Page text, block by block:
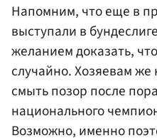
Напомним, что еще в
выступали в
желанием доказать,
случайно. Хозяевам
смыть позор после
национального
Возможно, именно